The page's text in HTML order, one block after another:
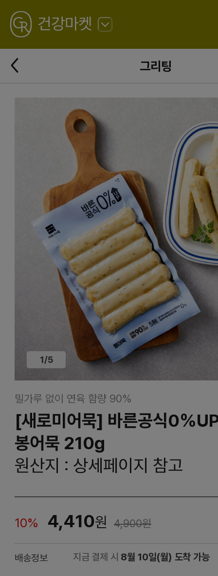
GREATING
건강마켓
로
그리팅
뒤
로
가
1/5
밀가루 없이 연육 함량 90%
[새로미어묵] 바른공식
봉어묵 210g
원산지 : 상세페이지 참고
10% 4,410원 4,900원
배송정보 지금 결제 시 8월 10일(월) 도착 가능